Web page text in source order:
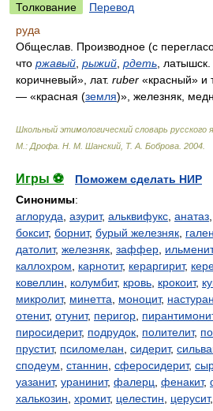
Толкование
Перевод
руда
Общеслав. Производное (с
что ржавый рыжий рдеть , латышск.
коричневый», лат. ruber «красный» и
— «красная (земля)», железняк,
Школьный этимологический словарь
М.: Дрофа Н. М. Шанский, Т. А. Боброва 2004
Игры ⚽
Поможем сделать НИР
Синонимы:
аглоруда азурит, альквифукс анатаз
боксит, борнит, бурый железняк
датолит, железняк заффер ильменит
каллохром
карнотит, кераргирит,
ковеллин
колумбит, кровь крокоит,
микролит, минетта моноцит, настуран
отенит, отунит, перигор
пиросидерит, подрудок полителит,
прустит, псиломелан сидерит,
сподеум станнин сферосидерит,
уазанит, уранинит, фалерц фенакит,
халькозин хромит, целестин церусит,